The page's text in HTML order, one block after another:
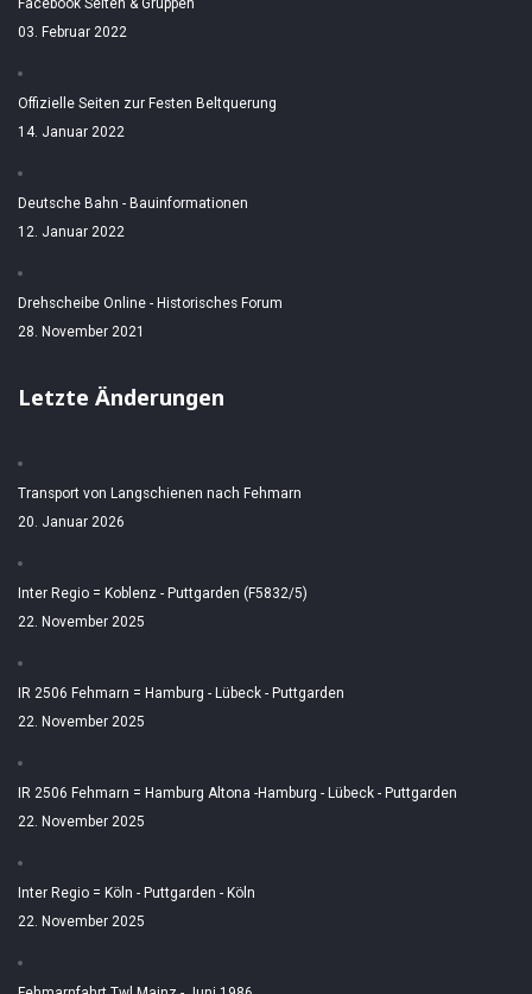
Facebook Seiten & Gruppen
03. Februar 2022
Offizielle Seiten zur Festen Beltquerung
14. Januar 2022
Deutsche Bahn - Bauinformationen
12. Januar 2022
Drehscheibe Online - Historisches Forum
28. November 2021
Letzte Änderungen
Transport von Langschienen nach Fehmarn
20. Januar 2026
Inter Regio = Koblenz - Puttgarden (F5832/5)
22. November 2025
IR 2506 Fehmarn = Hamburg - Lübeck - Puttgarden
22. November 2025
IR 2506 Fehmarn = Hamburg Altona -Hamburg - Lübeck - Puttgarden
22. November 2025
Inter Regio = Köln - Puttgarden - Köln
22. November 2025